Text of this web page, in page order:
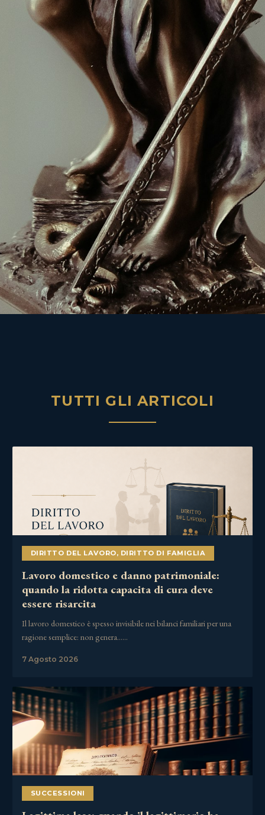
TUTTI GLI ARTICOLI
DIRITTO DEL LAVORO, DIRITTO DI FAMIGLIA
Lavoro domestico e danno patrimoniale:
quando la ridotta capacita di cura deve
essere risarcita
Il lavoro domestico è spesso invisibile nei bilanci familiari per una
ragione semplice: non genera……
7 Agosto 2026
SUCCESSIONI